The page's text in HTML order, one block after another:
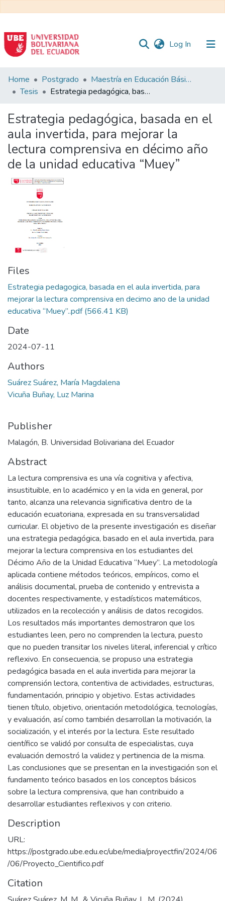
Log In (current)
Communities
&
All of DSpace
Statistics
Home Postgrado
Maestría en Educación Básica
Tesis
Estrategia pedagógica, basada en el aula invertida, para mejorar la lectura comprensiva en décimo año de la unidad educativa “Muey”
Estrategia pedagógica, basada en el
aula invertida, para mejorar la
lectura comprensiva en décimo año
de la unidad educativa “Muey”
Files
Estrategia pedagogica, basada en el aula invertida, para
mejorar la lectura comprensiva en decimo ano de la unidad
educativa “Muey”..pdf(566.41 KB)
Date
2024-07-11
Authors
Suárez Suárez, María Magdalena
Vicuña Buñay, Luz Marina
Publisher
Malagón, B. Universidad Bolivariana del Ecuador
Abstract
La lectura comprensiva es una vía cognitiva y afectiva,
insustituible, en lo académico y en la vida en general, por
tanto, alcanza una relevancia significativa dentro de la
educación ecuatoriana, expresada en su transversalidad
curricular. El objetivo de la presente investigación es diseñar
una estrategia pedagógica, basado en el aula invertida, para
mejorar la lectura comprensiva en los estudiantes del
Décimo Año de la Unidad Educativa “Muey”. La metodología
aplicada contiene métodos teóricos, empíricos, como el
análisis documental, prueba de contenido y entrevista a
docentes respectivamente, y estadísticos matemáticos,
utilizados en la recolección y análisis de datos recogidos.
Los resultados más importantes demostraron que los
estudiantes leen, pero no comprenden la lectura, puesto
que no pueden transitar los niveles literal, inferencial y crítico
reflexivo. En consecuencia, se propuso una estrategia
pedagógica basada en el aula invertida para mejorar la
comprensión lectora, contentiva de actividades, estructuras,
fundamentación, principio y objetivo. Estas actividades
tienen título, objetivo, orientación metodológica, tecnologías,
y evaluación, así como también desarrollan la motivación, la
socialización, y el interés por la lectura. Este resultado
científico se validó por consulta de especialistas, cuya
evaluación demostró la validez y pertinencia de la misma.
Las conclusiones que se presentan en la investigación son el
fundamento teórico basados en los conceptos básicos
sobre la lectura comprensiva, que han contribuido a
desarrollar estudiantes reflexivos y con criterio.
Description
URL:
https://postgrado.ube.edu.ec/ube/media/proyectfin/2024/06
/06/Proyecto_Cientifico.pdf
Citation